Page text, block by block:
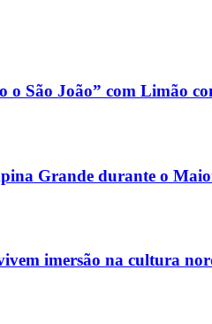
o São João” com Limão
Grande durante o
imersão na cultura